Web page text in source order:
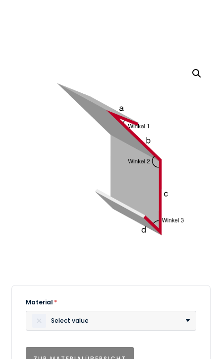
Material *
Select value